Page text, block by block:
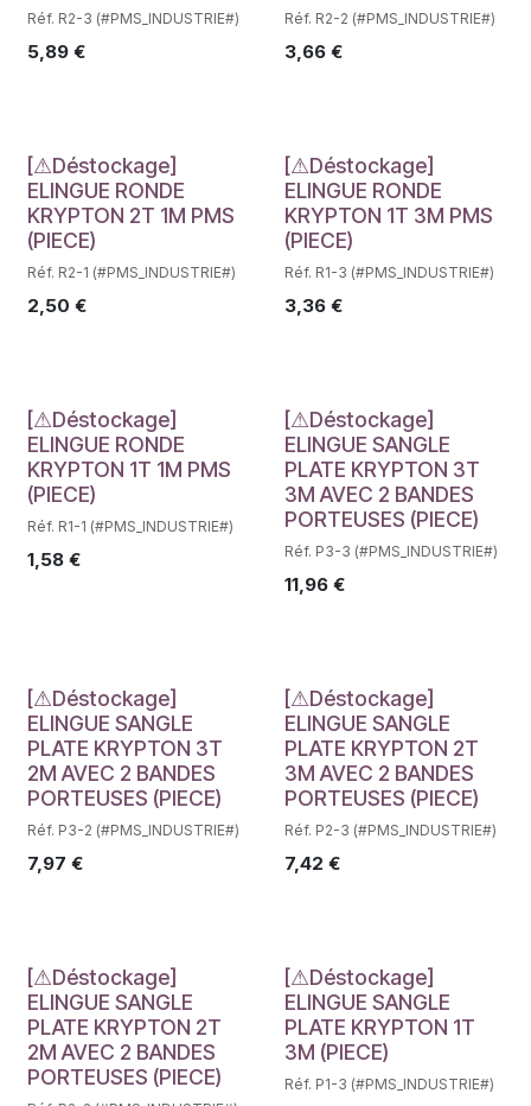
Réf. R2-3 (#PMS_INDUSTRIE#)
5,89 €
Réf. R2-2 (#PMS_INDUSTRIE#)
3,66€
Déstockage
[⚠Déstockage]
ELINGUE RONDE
KRYPTON 2T 1M PMS
(PIECE)
Réf. R2-1 (#PMS_INDUSTRIE#)
2,50 €
Déstockage
[⚠Déstockage]
ELINGUE RONDE
KRYPTON 1T 3M PMS
(PIECE)
Réf. R1-3 (#PMS_INDUSTRIE#)
3,36€
Déstockage
[⚠Déstockage]
ELINGUE RONDE
KRYPTON 1T 1M PMS
(PIECE)
Réf. R1-1 (#PMS_INDUSTRIE#)
1,58 €
Déstockage
[⚠Déstockage]
ELINGUE SANGLE
PLATE KRYPTON 3T
3M AVEC 2 BANDES
PORTEUSES (PIECE)
Réf. P3-3 (#PMS_INDUSTRIE#)
11,96€
Déstockage
[⚠Déstockage]
ELINGUE SANGLE
PLATE KRYPTON 3T
2M AVEC 2 BANDES
PORTEUSES (PIECE)
Réf. P3-2 (#PMS_INDUSTRIE#)
7,97 €
Déstockage
[⚠Déstockage]
ELINGUE SANGLE
PLATE KRYPTON 2T
3M AVEC 2 BANDES
PORTEUSES (PIECE)
Réf. P2-3 (#PMS_INDUSTRIE#)
7,42 €
Déstockage
[⚠Déstockage]
ELINGUE SANGLE
PLATE KRYPTON 2T
2M AVEC 2 BANDES
PORTEUSES (PIECE)
Déstockage
[⚠Déstockage]
ELINGUE SANGLE
PLATE KRYPTON 1T
3M (PIECE)
Réf. P1-3 (#PMS_INDUSTRIE#)